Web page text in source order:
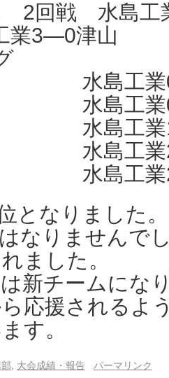
2回戦 水島工
業3―0津山
0－3
0－3
業1―3
業2―3
業2―3
となりました。
なりませんで
ました。
新チームにな
応援されるよ
す。
, 大会成績・報告
パーマリンク